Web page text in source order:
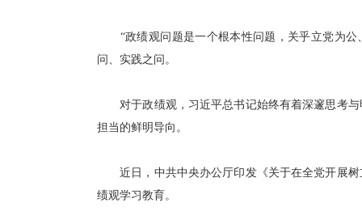
“政绩观问题是一个根本性问题，关乎立党为公
问、实践之问。
对于政绩观，习近平总书记始终有着深邃思考与
担当的鲜明导向。
近日，中共中央办公厅印发《关于在全党开展树
绩观学习教育。